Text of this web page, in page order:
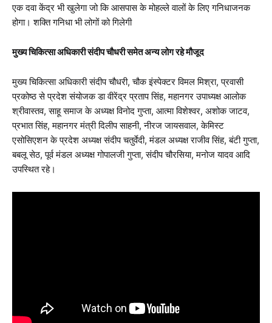
एक दवा केंद्र भी खुलेगा जो कि आसपास के मोहल्ले वालों के लिए गनिधाजनक
होगा। शक्ति गनिधा भी लोगों को गिलेगी
मुख्य चिकित्सा अधिकारी संदीप चौधरी समेत अन्य लोग रहे मौजूद
मुख्य चिकित्सा अधिकारी संदीप चौधरी, चौक इंस्पेक्टर विमल मिश्रा, प्रवासी
प्रकोष्ठ से प्रदेश संयोजक डा वीरेंद्र प्रताप सिंह, महानगर उपाध्यक्ष आलोक
श्रीवास्तव, साहू समाज के अध्यक्ष विनोद गुप्ता, आत्मा विशेश्वर, अशोक जाटव,
प्रभात सिंह, महानगर मंत्री दिलीप साहनी, नीरज जायसवाल, केमिस्ट
एसोसिएशन के प्रदेश अध्यक्ष संदीप चतुर्वेदी, मंडल अध्यक्ष राजीव सिंह, बंटी गुप्ता,
बबलू सेठ, पूर्व मंडल अध्यक्ष गोपालजी गुप्ता, संदीप चौरसिया, मनोज यादव आदि
उपस्थित रहे।